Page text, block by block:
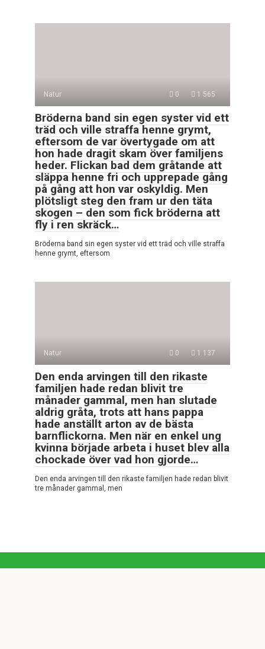
Natur 0 1 565
Bröderna band sin egen syster vid ett
träd och ville straffa henne grymt,
eftersom de var övertygade om att
hon hade dragit skam över familjens
heder. Flickan bad dem gråtande att
släppa henne fri och upprepade gång
på gång att hon var oskyldig. Men
plötsligt steg den fram ur den täta
skogen – den som fick bröderna att
fly i ren skräck…
Bröderna band sin egen syster vid ett träd och ville straffa
henne grymt, eftersom
Natur 0 1 137
Den enda arvingen till den rikaste
familjen hade redan blivit tre
månader gammal, men han slutade
aldrig gråta, trots att hans pappa
hade anställt arton av de bästa
barnflickorna. Men när en enkel ung
kvinna började arbeta i huset blev alla
chockade över vad hon gjorde…
Den enda arvingen till den rikaste familjen hade redan blivit
tre månader gammal, men